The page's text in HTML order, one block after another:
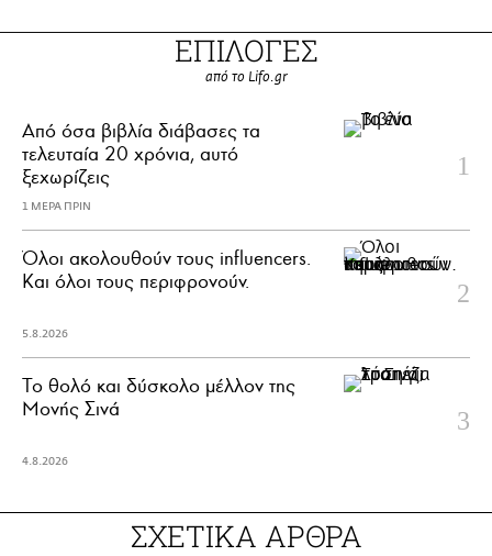
ΕΠΙΛΟΓΕΣ
από το Lifo.gr
Από όσα βιβλία διάβασες τα
τελευταία 20 χρόνια, αυτό
ξεχωρίζεις
1 ΜΕΡΑ ΠΡΙΝ
Όλοι ακολουθούν τους influencers.
Και όλοι τους περιφρονούν.
5.8.2026
Το θολό και δύσκολο μέλλον της
Μονής Σινά
4.8.2026
ΣΧΕΤΙΚΑ ΑΡΘΡΑ